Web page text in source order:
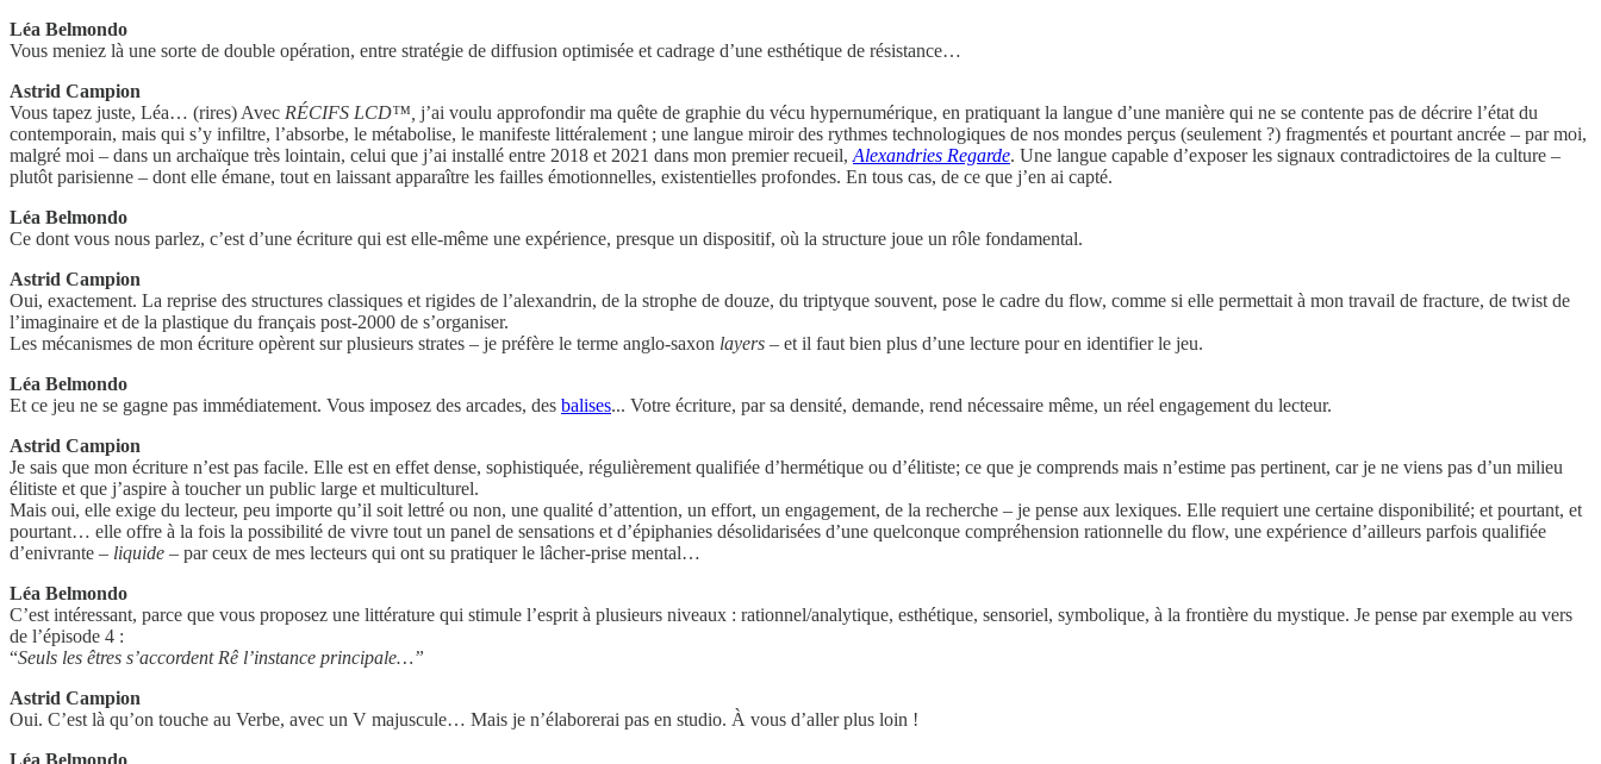
Léa Belmondo
Vous meniez là une sorte de double opération, entre stratégie de diffusion optimisée et cadrage d’une esthétique de résistance…
Astrid Campion
Vous tapez juste, Léa… (rires) Avec RÉCIFS LCD™, j’ai voulu approfondir ma quête de graphie du vécu hypernumérique, en pratiquant la langue d’une manière qui ne se contente pas de décrire l’état du
contemporain, mais qui s’y infiltre, l’absorbe, le métabolise, le manifeste littéralement ; une langue miroir des rythmes technologiques de nos mondes perçus (seulement ?) fragmentés et pourtant ancrée – par moi,
malgré moi – dans un archaïque très lointain, celui que j’ai installé entre 2018 et 2021 dans mon premier recueil, Alexandries Regarde. Une langue capable d’exposer les signaux contradictoires de la culture –
plutôt parisienne – dont elle émane, tout en laissant apparaître les failles émotionnelles, existentielles profondes. En tous cas, de ce que j’en ai capté.
Léa Belmondo
Ce dont vous nous parlez, c’est d’une écriture qui est elle-même une expérience, presque un dispositif, où la structure joue un rôle fondamental.
Astrid Campion
Oui, exactement. La reprise des structures classiques et rigides de l’alexandrin, de la strophe de douze, du triptyque souvent, pose le cadre du flow, comme si elle permettait à mon travail de fracture, de twist de
l’imaginaire et de la plastique du français post-2000 de s’organiser.
Les mécanismes de mon écriture opèrent sur plusieurs strates – je préfère le terme anglo-saxon layers – et il faut bien plus d’une lecture pour en identifier le jeu.
Léa Belmondo
Et ce jeu ne se gagne pas immédiatement. Vous imposez des arcades, des balises... Votre écriture, par sa densité, demande, rend nécessaire même, un réel engagement du lecteur.
Astrid Campion
Je sais que mon écriture n’est pas facile. Elle est en effet dense, sophistiquée, régulièrement qualifiée d’hermétique ou d’élitiste; ce que je comprends mais n’estime pas pertinent, car je ne viens pas d’un milieu
élitiste et que j’aspire à toucher un public large et multiculturel.
Mais oui, elle exige du lecteur, peu importe qu’il soit lettré ou non, une qualité d’attention, un effort, un engagement, de la recherche – je pense aux lexiques. Elle requiert une certaine disponibilité; et pourtant, et
pourtant… elle offre à la fois la possibilité de vivre tout un panel de sensations et d’épiphanies désolidarisées d’une quelconque compréhension rationnelle du flow, une expérience d’ailleurs parfois qualifiée
d’enivrante – liquide – par ceux de mes lecteurs qui ont su pratiquer le lâcher-prise mental…
Léa Belmondo
C’est intéressant, parce que vous proposez une littérature qui stimule l’esprit à plusieurs niveaux : rationnel/analytique, esthétique, sensoriel, symbolique, à la frontière du mystique. Je pense par exemple au vers
de l’épisode 4 :
“Seuls les êtres s’accordent Rê l’instance principale…”
Astrid Campion
Oui. C’est là qu’on touche au Verbe, avec un V majuscule… Mais je n’élaborerai pas en studio. À vous d’aller plus loin !
Léa Belmondo